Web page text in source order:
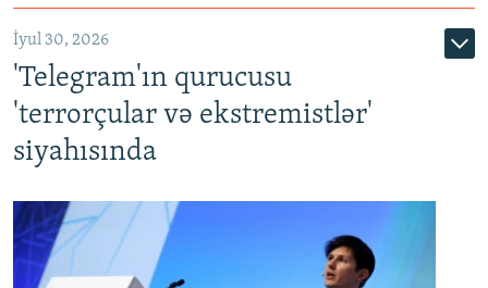
İyul 30, 2026
'Telegram'ın qurucusu
'terrorçular və ekstremistlər'
siyahısında